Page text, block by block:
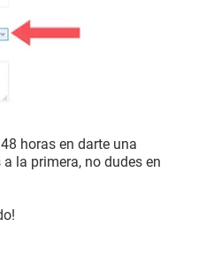
horas en darte una
la primera, no dudes en